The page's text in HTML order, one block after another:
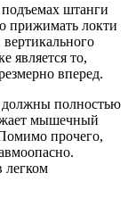
штанги
прижимать локти
является то,
вперед.
должны полностью
мышечный
прочего,
легком